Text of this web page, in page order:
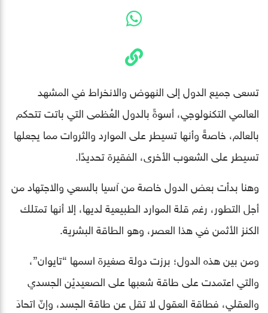
تسعى جميع الدول إلى النهوض والانخراط في المشهد
العالمي التكنولوجي، أسوةً بالدول العُظمى التي باتت تتحكم
بالعالم، خاصةً وأنها تسيطر على الموارد والثروات مما يجعلها
تسيطر على الشعوب الأخرى، الفقيرة تحديدًا.
وهنا بدأت بعض الدول خاصة من آسيا بالسعي والاجتهاد من
أجل التطور، رغم قلة الموارد الطبيعية لديها، إلا أنها تمتلك
الكنز الأثمن في هذا العصر، وهو الطاقة البشرية.
ومن بين هذه الدول؛ برزت دولة صغيرة اسمها “تايوان”،
والتي اعتمدت على طاقة شعبها على الصعيديْن الجسدي
والعقلي، فطاقة العقول لا تقل عن طاقة الجسد، وإنّ اتحادَ